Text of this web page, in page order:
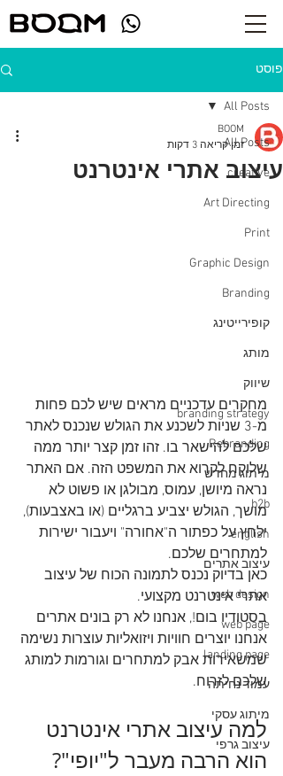
פוסט
All Posts
creative
Art Directing
Print
Graphic Design
Branding
קופירייטינג
מותג
שיווק
branding strategy
Rebranding
מיתוג מחדש
b2b
english
עיצוב אתרים
web design
web page
landing page
עמוד נחיתה
מיתוג עסקי
עיצוב גרפי
All Posts
עיצוב אתרי אינטרנט
BOOM
זמן קריאה 3 דקות
מחקרים עדכניים מראים שיש לכם פחות
מ-3 שניות לשכנע את הגולש שנכנס לאתר
שלכם להישאר בו. זהו זמן קצר יותר ממה
שלוקח לקרוא את המשפט הזה. אם האתר
נראה מיושן, עמוס, מבולגן או פשוט לא
מושך, הגולש יצביע ברגליים (או באצבעות),
ילחץ על כפתור ה"אחורה" ויעבור ישירות
למתחרים שלכם.
כאן בדיוק נכנס לתמונה הכוח של עיצוב
אתרי אינטרנט מקצועי.
בסטודיו בום!, אנחנו לא רק בונים אתרים
אנחנו יוצרים חוויות ויזואליות עוצרות נשימה
שמשאירות אבק למתחרים וגורמות למותג
שלכם לזרוח.
למה עיצוב אתרי אינטרנט
הוא הרבה מעבר ל"יופי"?